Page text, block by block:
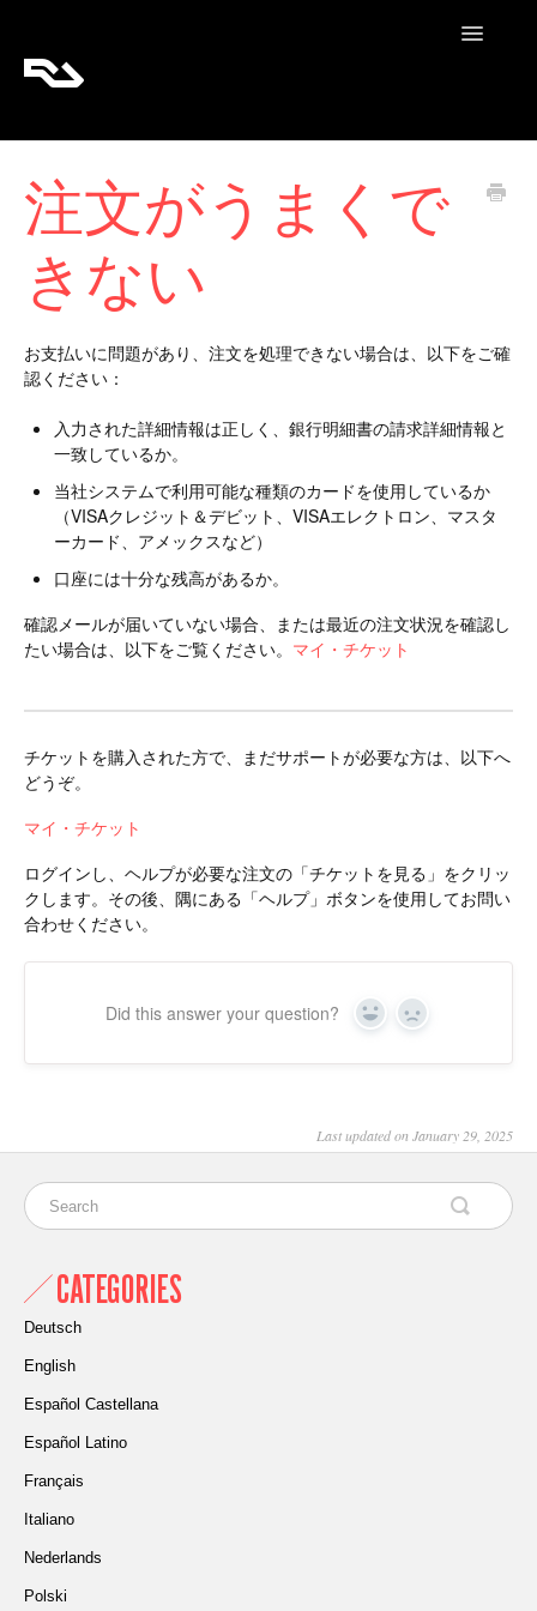
Toggle
RA Pro
注文がうまくで
きない
お支払いに問題があり、注文を処理できない場合は、以下をご確
認ください：
入力された詳細情報は正しく、銀行明細書の請求詳細情報と
一致しているか。
当社システムで利用可能な種類のカードを使用しているか
（VISAクレジット＆デビット、VISAエレクトロン、マスタ
ーカード、アメックスなど）
口座には十分な残高があるか。
確認メールが届いていない場合、または最近の注文状況を確認し
たい場合は、以下をご覧ください。 マイ・チケット
チケットを購入された方で、まだサポートが必要な方は、以下へ
どうぞ。
マイ・チケット
ログインし、ヘルプが必要な注文の「チケットを見る」をクリッ
クします。その後、隅にある「ヘルプ」ボタンを使用してお問い
合わせください。
Did this answer your question? Yes No
Last updated on January 29, 2025
CATEGORIES
Deutsch
English
Español Castellana
Español Latino
Français
Italiano
Nederlands
Polski